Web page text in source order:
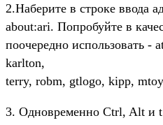
2.Наберите в строке ввода
about:ari. Попробуйте в
поочередно использовать -
karlton,
terry, robm, gtlogo, kipp,
3. Одновременно Ctrl, Alt и